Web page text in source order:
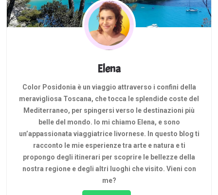
Elena
Color Posidonia è un viaggio attraverso i confini della
meravigliosa Toscana, che tocca le splendide coste del
Mediterraneo, per spingersi verso le destinazioni più
belle del mondo. Io mi chiamo Elena, e sono
un’appassionata viaggiatrice livornese. In questo blog ti
racconto le mie esperienze tra arte e natura e ti
propongo degli itinerari per scoprire le bellezze della
nostra regione e degli altri luoghi che visito. Vieni con
me?